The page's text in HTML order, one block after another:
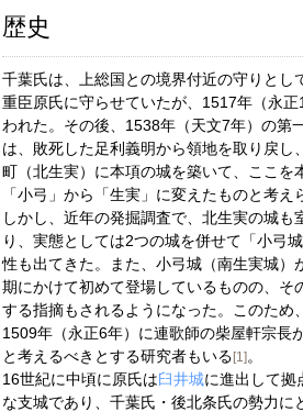
歴史
千葉氏は、上総国との境界付近の守りとし
重臣原氏に守らせていたが、1517年（永
われた。その後、1538年（天文7年）の第
は、敗死した足利義明から領地を取り戻
町（北生実）に本項の城を築いて、ここ
「小弓」から「生実」に変えたものと考え
しかし、近年の発掘調査で、北生実の城
り、実態としては2つの城を併せて「小弓
性も出てきた。また、小弓城（南生実城
期にかけて初めて登場しているものの、そ
する指摘もされるようになった。このため
1509年（永正6年）に連歌師の柴屋軒宗長
と考えるべきとする研究者もいる [1]。
16世紀に中頃に原氏は臼井城に進出して拠
な支城であり、千葉氏・後北条氏の勢力